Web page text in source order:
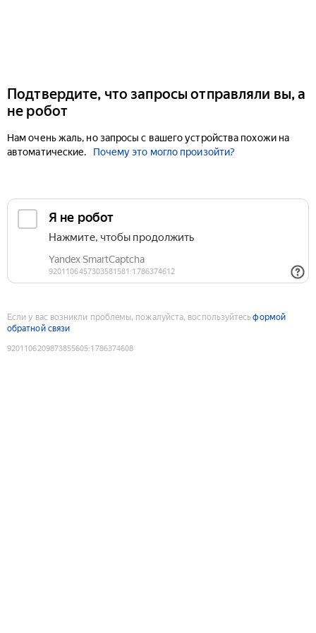
Подтвердите, что запросы отправляли вы, а
не робот
Нам очень жаль, но запросы с вашего устройства похожи на
автоматические.
Почему это могло произойти?
Если у вас возникли проблемы, пожалуйста, воспользуйтесьформой
обратной связи
9201106209873855605:1786374608